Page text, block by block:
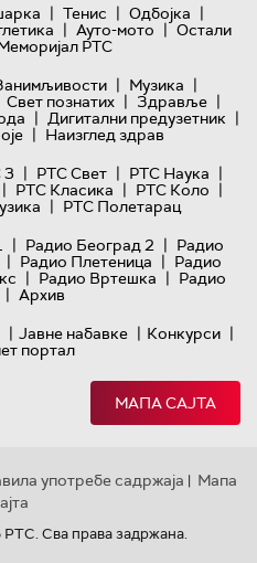
| Тенис | Одбојка |
| Ауто-мото | Остали
РТС
| Музика |
Свет познатих | Здравље |
| Дигитални предузетник |
| Наизглед здрав
3 | РТС Свет | РТС Наука |
| РТС Класика | РТС Коло |
| РТС Полетарац
| Радио Београд 2 | Радио
| Радио Плетеница | Радио
| Радио Вртешка | Радио
| Архив
| Јавне набавке | Конкурси |
портал
МАПА САЈТА
употребе садржаја | Мапа
Сва права задржана.